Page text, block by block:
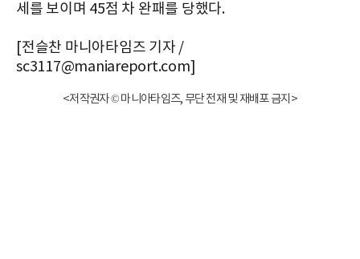
세를 보이며 45점 차 완패를 당했다.
[전슬찬 마니아타임즈 기자 /
sc3117@maniareport.com]
<저작권자 © 마니아타임즈, 무단 전재 및 재배포 금지>